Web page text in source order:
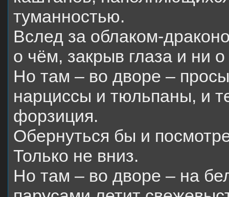
туманностью.
Вслед за облаком-
о чём, закрыв глаза и ни
Но там – во дворе –
нарциссы и тюльпаны, и
форзиция.
Обернуться бы и
Только не вниз.
Но там – во дворе – на